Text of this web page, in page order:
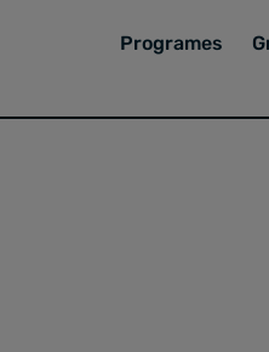
Programes